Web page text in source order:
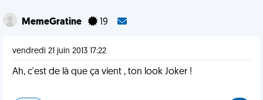
MemeGratine 19
vendredi 21 juin 2013 17:22
Ah, c'est de là que ça vient , ton look Joker !